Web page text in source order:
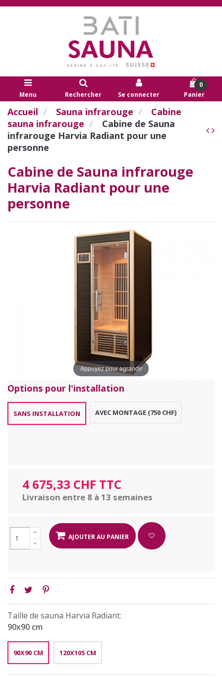
Menu Rechercher Se connecter
0
Panier
Accueil Sauna infrarouge
Cabine
sauna infrarouge
Cabine de Sauna
infrarouge Harvia Radiant pour une
personne
Cabine de Sauna infrarouge
Harvia Radiant pour une
personne
Appuyez pour agrandir
Options pour l'installation
SANS INSTALLATION AVEC MONTAGE (750 CHF)
4 675,33 CHF TTC
Livraison entre 8 à 13 semaines
AJOUTER AU PANIER
Taille de sauna Harvia Radiant:
90x90 cm
90X90 CM 120X105 CM